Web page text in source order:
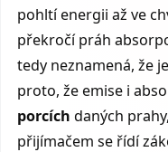
pohltí energii až ve
překročí práh
tedy neznamená, že
proto, že emise i
porcích daných
přijímačem se řídí